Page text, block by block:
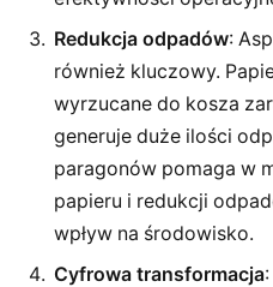
Redukcja odpadów:
również kluczowy.
wyrzucane do kosza
generuje duże ilości
paragonów pomaga w
papieru i redukcji
wpływ na środowisko.
Cyfrowa transformacja